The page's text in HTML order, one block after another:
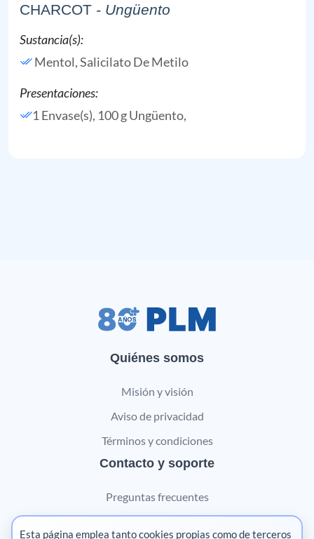
CHARCOT - Ungüento
Sustancia(s):
Mentol,Salicilato De Metilo
Presentaciones:
1 Envase(s), 100 g Ungüento,
Quiénes somos
Misión y visión
Aviso de privacidad
Términos y condiciones
Contacto y soporte
Preguntas frecuentes
Contáctanos
Esta página emplea tanto cookies propias como de terceros